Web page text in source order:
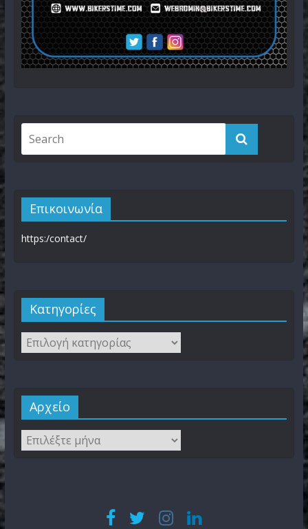
Επικοινωνία
https:/contact/
Kατηγορίες
Αρχείο